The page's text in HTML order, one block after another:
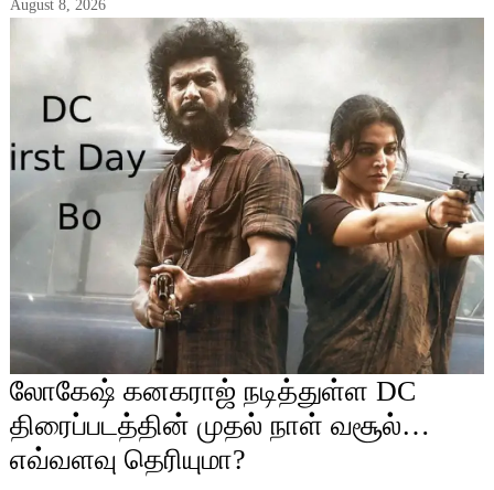
August 8, 2026
லோகேஷ் கனகராஜ் நடித்துள்ள DC
திரைப்படத்தின் முதல் நாள் வசூல்…
எவ்வளவு தெரியுமா?